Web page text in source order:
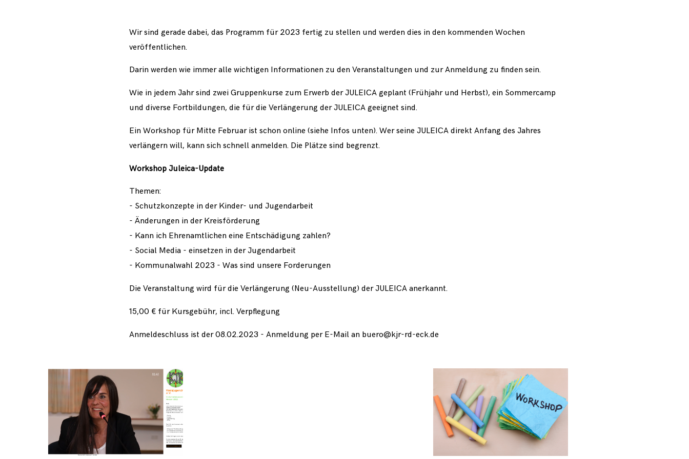
Wir sind gerade dabei, das Programm für 2023 fertig zu stellen und werden dies in den kommenden Wochen
veröffentlichen.
Darin werden wie immer alle wichtigen Informationen zu den Veranstaltungen und zur Anmeldung zu finden sein.
Wie in jedem Jahr sind zwei Gruppenkurse zum Erwerb der JULEICA geplant (Frühjahr und Herbst), ein Sommercamp
und diverse Fortbildungen, die für die Verlängerung der JULEICA geeignet sind.
Ein Workshop für Mitte Februar ist schon online (siehe Infos unten). Wer seine JULEICA direkt Anfang des Jahres
verlängern will, kann sich schnell anmelden. Die Plätze sind begrenzt.
Workshop Juleica-Update
Themen:
- Schutzkonzepte in der Kinder- und Jugendarbeit
- Änderungen in der Kreisförderung
- Kann ich Ehrenamtlichen eine Entschädigung zahlen?
- Social Media - einsetzen in der Jugendarbeit
- Kommunalwahl 2023 - Was sind unsere Forderungen
Die Veranstaltung wird für die Verlängerung (Neu-Ausstellung) der JULEICA anerkannt.
15,00 € für Kursgebühr, incl. Verpflegung
Anmeldeschluss ist der 08.02.2023 - Anmeldung per E-Mail an buero@kjr-rd-eck.de